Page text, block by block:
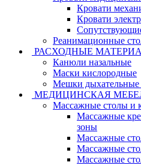
Кровати
Кровати
Реанимационные
РАСХОДНЫЕ
Канюли назальные
Маски кислородные
Мешки
МЕДИЦИНСКАЯ
Массажные столы и
Массажные
зоны
Массажные
Массажные
Массажные